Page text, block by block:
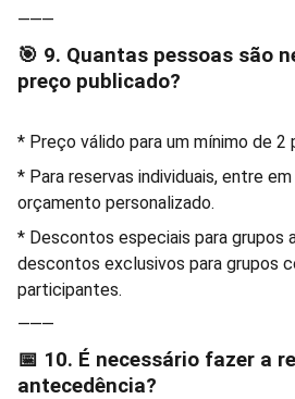
⸻
🎯 9. Quantas pessoas são
preço publicado?
* Preço válido para um mínimo de 2
* Para reservas individuais, entre
orçamento personalizado.
* Descontos especiais para grupos
descontos exclusivos para grupos
participantes.
⸻
📅 10. É necessário fazer a
antecedência?